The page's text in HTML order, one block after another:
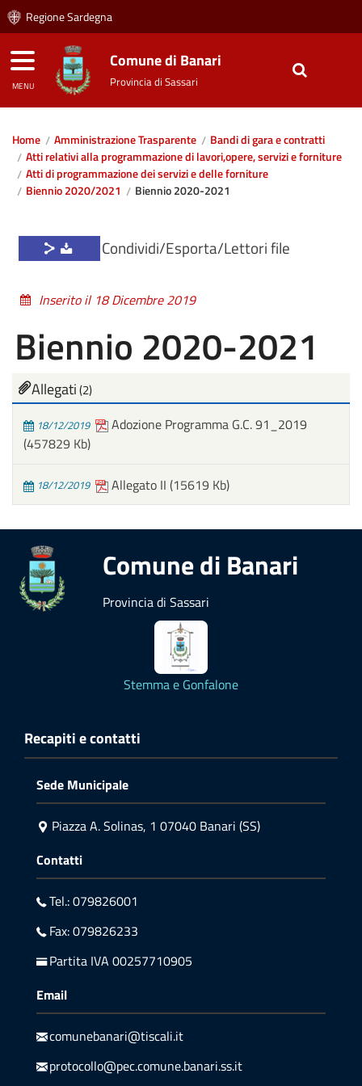
Regione Sardegna
MENU
Comune di Banari
Provincia di Sassari
Home Amministrazione Trasparente
Bandi di gara e contratti
Atti relativi alla programmazione di lavori,opere, servizi e forniture
Atti di programmazione dei servizi e delle forniture
Biennio 2020/2021
Biennio 2020-2021
Condividi/Esporta/Lettori file
Inserito il 18 Dicembre 2019
Biennio 2020-2021
Allegati(2)
18/12/2019
Adozione Programma G.C. 91_2019
(457829 Kb)
18/12/2019 Allegato II(15619 Kb)
Comune di Banari
Provincia di Sassari
Stemma e Gonfalone
Recapiti e contatti
Sede Municipale
Piazza A. Solinas, 1 07040 Banari (SS)
Contatti
Tel.: 079826001
Fax: 079826233
Partita IVA 00257710905
Email
comunebanari@tiscali.it
protocollo@pec.comune.banari.ss.it